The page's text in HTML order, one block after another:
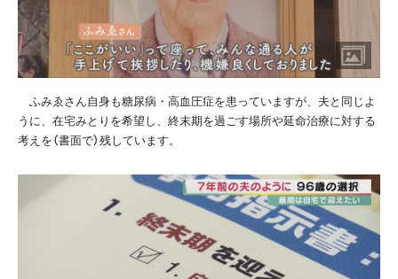
ふみゑさん自身も糖尿病・高血圧症を患っていますが、夫と同じよ
うに、在宅みとりを希望し、終末期を過ごす場所や延命治療に対する
考えを（書面で）残しています。